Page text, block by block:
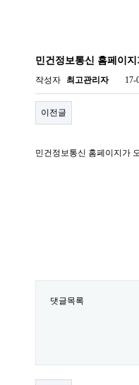
민건정보통신 홈페이
작성자 최고관리자 17-
이전글
민건정보통신 홈페이지가
댓글목록